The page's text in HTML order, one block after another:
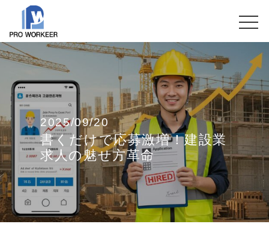
2025/09/20
書くだけで応募激増！建設業
求人の魅せ方革命